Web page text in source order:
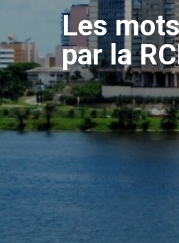
Les
par la